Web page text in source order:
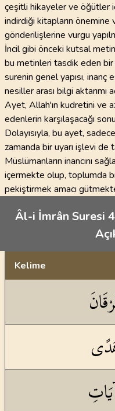
çeşitli hikayeler ve öğütler
indirdiği kitapların
gönderilişlerine vurgu
İncil gibi önceki kutsal
bu metinleri tasdik eden
surenin genel yapısı, inanç
nesiller arası bilgi aktarımı
Ayet, Allah'ın kudretini ve
edenlerin karşılaşacağı
Dolayısıyla, bu ayet,
zamanda bir uyarı işlevi de
Müslümanların inancını
içermekte olup, toplumda
pekiştirmek amacı
Âl-i İmrân Suresi
Kelime